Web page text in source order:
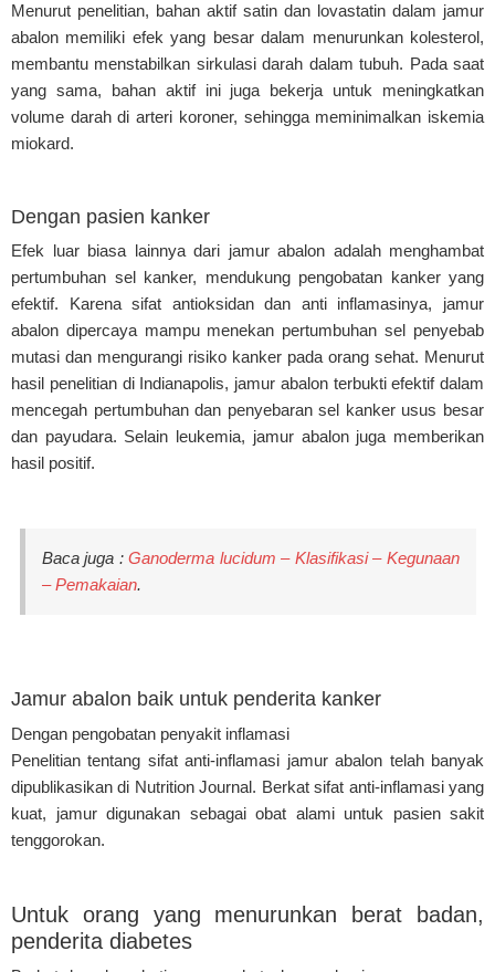
Menurut penelitian, bahan aktif satin dan lovastatin dalam jamur
abalon memiliki efek yang besar dalam menurunkan kolesterol,
membantu menstabilkan sirkulasi darah dalam tubuh. Pada saat
yang sama, bahan aktif ini juga bekerja untuk meningkatkan
volume darah di arteri koroner, sehingga meminimalkan iskemia
miokard.
Dengan pasien kanker
Efek luar biasa lainnya dari jamur abalon adalah menghambat
pertumbuhan sel kanker, mendukung pengobatan kanker yang
efektif. Karena sifat antioksidan dan anti inflamasinya, jamur
abalon dipercaya mampu menekan pertumbuhan sel penyebab
mutasi dan mengurangi risiko kanker pada orang sehat. Menurut
hasil penelitian di Indianapolis, jamur abalon terbukti efektif dalam
mencegah pertumbuhan dan penyebaran sel kanker usus besar
dan payudara. Selain leukemia, jamur abalon juga memberikan
hasil positif.
Baca juga : Ganoderma lucidum – Klasifikasi – Kegunaan
– Pemakaian.
Jamur abalon baik untuk penderita kanker
Dengan pengobatan penyakit inflamasi
Penelitian tentang sifat anti-inflamasi jamur abalon telah banyak
dipublikasikan di Nutrition Journal. Berkat sifat anti-inflamasi yang
kuat, jamur digunakan sebagai obat alami untuk pasien sakit
tenggorokan.
Untuk orang yang menurunkan berat badan,
penderita diabetes